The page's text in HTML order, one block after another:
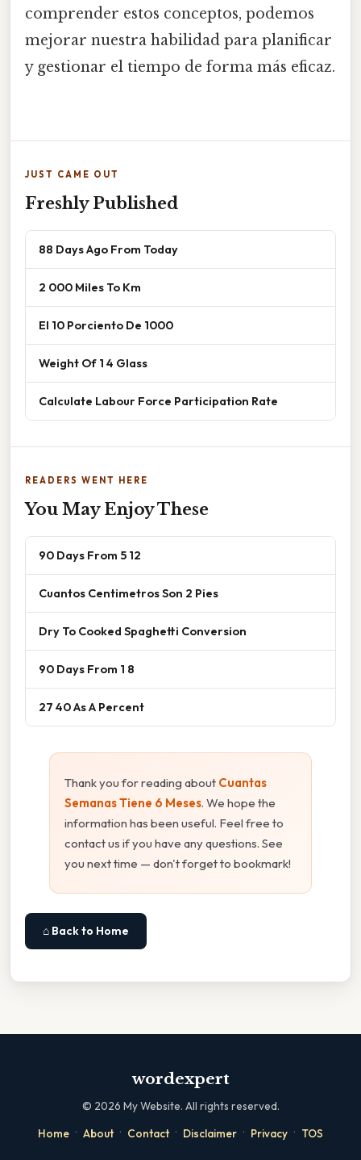
comprender estos conceptos, podemos
mejorar nuestra habilidad para planificar
y gestionar el tiempo de forma más eficaz.
JUST CAME OUT
Freshly Published
88 Days Ago From Today
2 000 Miles To Km
El 10 Porciento De 1000
Weight Of 1 4 Glass
Calculate Labour Force Participation Rate
READERS WENT HERE
You May Enjoy These
90 Days From 5 12
Cuantos Centimetros Son 2 Pies
Dry To Cooked Spaghetti Conversion
90 Days From 1 8
27 40 As A Percent
Thank you for reading about Cuantas
Semanas Tiene 6 Meses. We hope the
information has been useful. Feel free to
contact us if you have any questions. See
you next time — don't forget to bookmark!
⌂ Back to Home
wordexpert
© 2026 My Website. All rights reserved.
Home · About · Contact · Disclaimer · Privacy · TOS